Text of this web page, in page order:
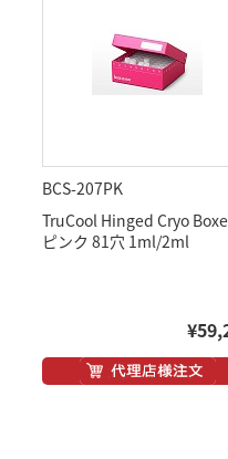
BCS-207PK
TruCool Hinged Cryo
ピンク 81穴 1ml/2ml